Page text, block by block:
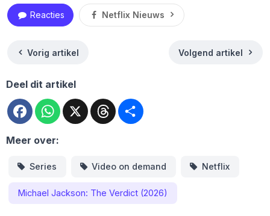
Reacties Netflix Nieuws
Vorig artikel Volgend artikel
Deel dit artikel
FacebookWhatsApp
X Threads
Meer over:
Series Video on demand Netflix
Michael Jackson: The Verdict (2026)